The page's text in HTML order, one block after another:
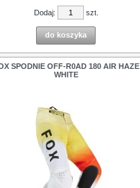
Dodaj: szt.
do koszyka
SPODNIE OFF-R0AD 180 AIR HAZE
WHITE